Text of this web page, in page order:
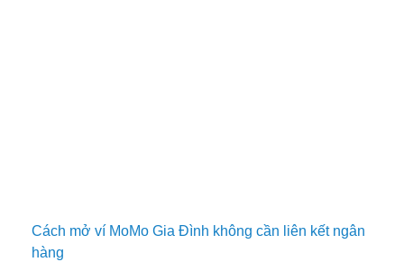
Cách mở ví MoMo Gia Đình không cần liên kết ngân
hàng